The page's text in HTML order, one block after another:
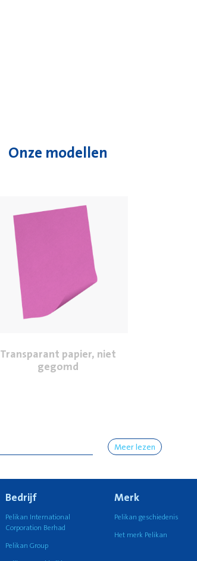
Onze modellen
Transparant papier, niet
gegomd
Meer lezen
Bedrijf
Pelikan International
Corporation Berhad
Pelikan Group
Merk
Pelikan geschiedenis
Het merk Pelikan